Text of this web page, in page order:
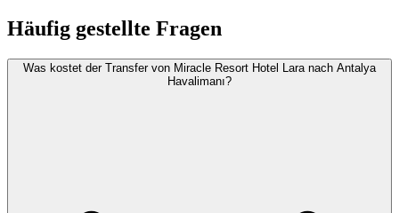
Häufig gestellte Fragen
Was kostet der Transfer von Miracle Resort Hotel Lara nach Antalya
Havalimanı?